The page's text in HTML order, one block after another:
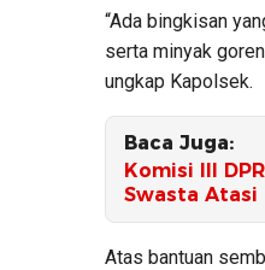
“Ada bingkisan
serta minyak
ungkap Kapolsek.
Baca Juga:
Komisi III
Swasta Atasi
Atas bantuan